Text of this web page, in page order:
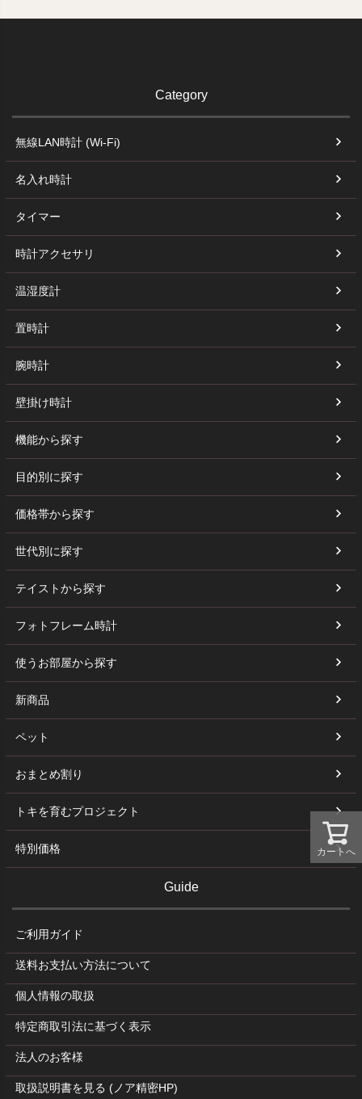
カートへ
Category
無線LAN時計 (Wi-Fi)
名入れ時計
タイマー
時計アクセサリ
温湿度計
置時計
腕時計
壁掛け時計
機能から探す
目的別に探す
価格帯から探す
世代別に探す
テイストから探す
フォトフレーム時計
使うお部屋から探す
新商品
ペット
おまとめ割り
トキを育むプロジェクト
特別価格
Guide
ご利用ガイド
送料お支払い方法について
個人情報の取扱
特定商取引法に基づく表示
法人のお客様
取扱説明書を見る (ノア精密HP)